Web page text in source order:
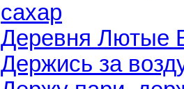
сахар
Деревня Лютые
Держись за